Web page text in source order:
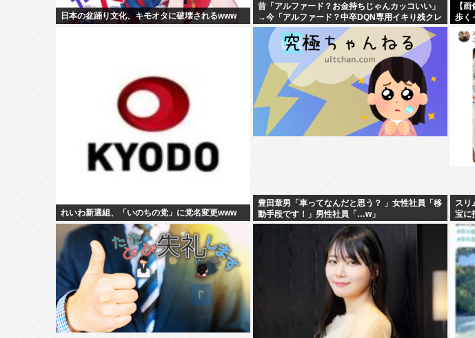
日本の盆踊り文化、キモオタに破壊されるwww
昔「アルファード？お金持ちじゃんカッコいい」
→今「アルファード？中卒DQN専用イキり残クレ
カーじゃんwww」
【
歩く
れいわ新選組、「いのちの党」に党名変更www
豊田章男「車ってなんだと思う？ 」女性社員「移
動手段です！」男性社員「…w」
スリ
宝に
屋恐